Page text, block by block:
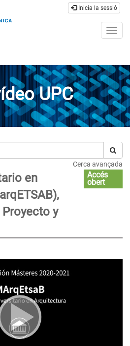
Inicia la sessió
UPC
Cerca avançada
en
y
Accés
obert